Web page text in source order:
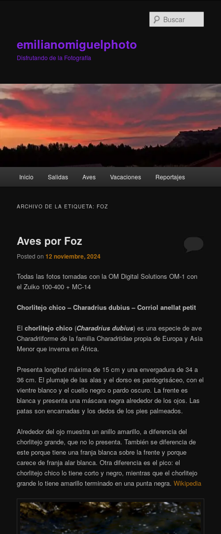
emilianomiguelphoto
Disfrutando de la Fotografía
Inicio Salidas Aves Vacaciones Reportajes
ARCHIVO DE LA ETIQUETA: FOZ
Aves por Foz
Posted on12 noviembre, 2024
Todas las fotos tomadas con la OM Digital Solutions OM-1 con
el Zuiko 100-400 + MC-14
Chorlitejo chico – Charadrius dubius – Corriol anellat petit
Elchorlitejo chico (Charadrius dubius) es una especie de ave
Charadriiforme de la familia Charadriidae propia de Europa y Asia
Menor que inverna en África.
Presenta longitud máxima de 15 cm y una envergadura de 34 a
36 cm. El plumaje de las alas y el dorso es pardogrisáceo, con el
vientre blanco y el cuello negro o pardo oscuro. La frente es
blanca y presenta una máscara negra alrededor de los ojos. Las
patas son encarnadas y los dedos de los pies palmeados.
Alrededor del ojo muestra un anillo amarillo, a diferencia del
chorlitejo grande, que no lo presenta. También se diferencia de
este porque tiene una franja blanca sobre la frente y porque
carece de franja alar blanca. Otra diferencia es el pico: el
chorlitejo chico lo tiene corto y negro, mientras que el chorlitejo
grande lo tiene amarillo terminado en una punta negra.Wikipedia